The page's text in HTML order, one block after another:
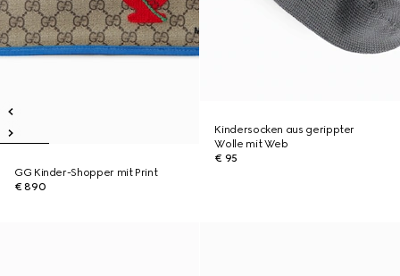
GG Kinder-Shopper mit Print
€ 890
Kindersocken aus gerippter
Wolle mit Web
€ 95